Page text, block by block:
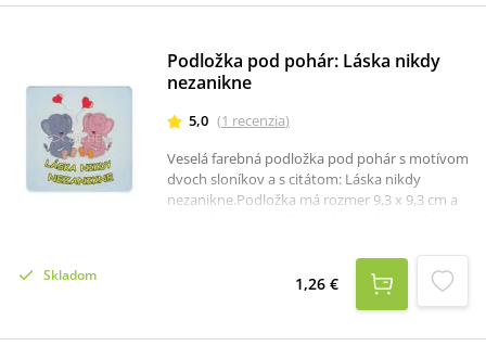
Podložka pod pohár: Láska nikdy
nezanikne
5,0 (1 recenzia)
Veselá farebná podložka pod pohár s motívom
dvoch sloníkov a s citátom: Láska nikdy
nezanikne.Podložka má rozmer 9,3 x 9,3 cm a
Skladom 1,26 €